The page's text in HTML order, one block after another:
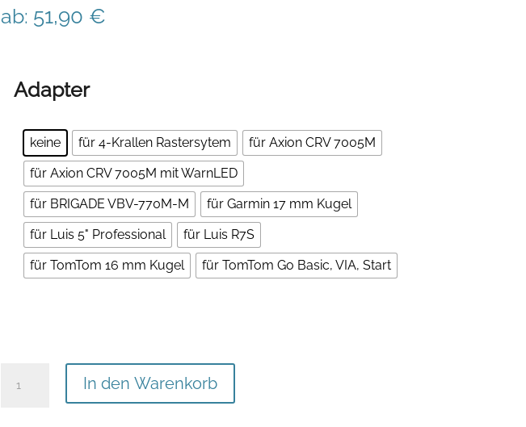
ab: 51,90 €
Adapter
keine für 4-Krallen Rastersytem
für Axion CRV 7005M
für Axion CRV 7005M mit WarnLED
für BRIGADE VBV-770M-M
für Garmin 17 mm Kugel
für Luis 5" Professional
für Luis R7S
für TomTom 16 mm Kugel
für TomTom Go Basic, VIA, Start
EinbausetIn den Warenkorb